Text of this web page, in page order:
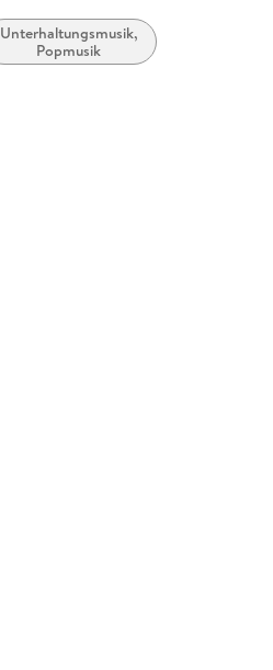
Unterhaltungsmusik,
Popmusik